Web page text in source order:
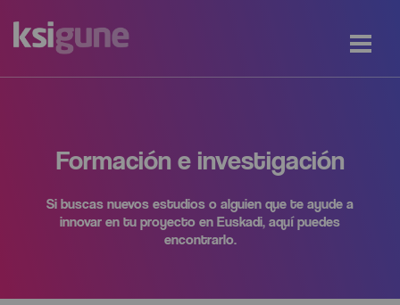
Formación e investigación
Si buscas nuevos estudios o alguien que te ayude a
innovar en tu proyecto en Euskadi, aquí puedes
encontrarlo.